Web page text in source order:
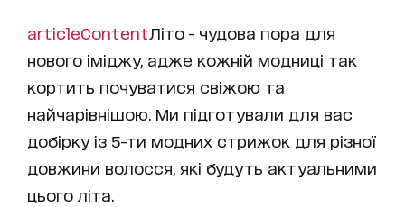
articleContentЛіто - чудова пора для
нового іміджу, адже кожній модниці так
кортить почуватися свіжою та
найчарівнішою. Ми підготували для вас
добірку із 5-ти модних стрижок для різної
довжини волосся, які будуть актуальними
цього літа.